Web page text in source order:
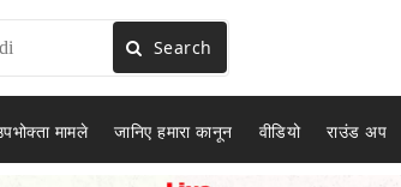
Search
मामले जानिए हमारा कानून वीडियो राउंड अप